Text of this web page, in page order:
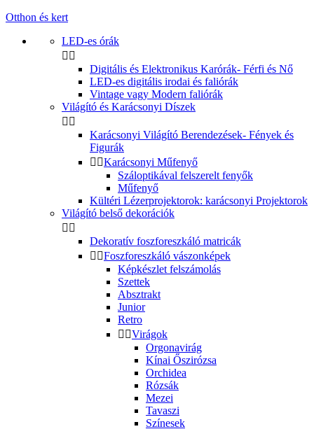
Otthon és kert
LED-es órák
 
Digitális és Elektronikus Karórák- Férfi és Nő
LED-es digitális irodai és faliórák
Vintage vagy Modern faliórák
Világító és Karácsonyi Díszek
 
Karácsonyi Világító Berendezések- Fények és
Figurák
 Karácsonyi Műfenyő
Száloptikával felszerelt fenyők
Műfenyő
Kültéri Lézerprojektorok: karácsonyi Projektorok
Világító belső dekorációk
 
Dekoratív foszforeszkáló matricák
 Foszforeszkáló vászonképek
Képkészlet felszámolás
Szettek
Absztrakt
Junior
Retro
 Virágok
Orgonavirág
Kínai Őszirózsa
Orchidea
Rózsák
Mezei
Tavaszi
Színesek